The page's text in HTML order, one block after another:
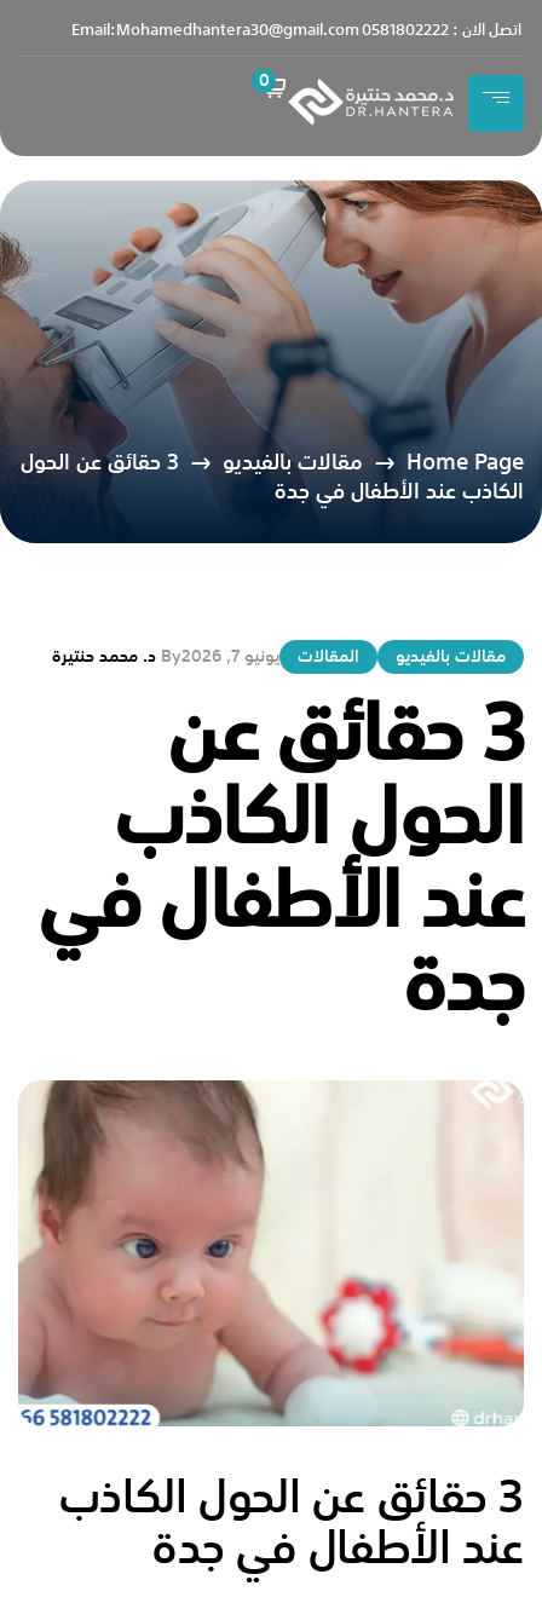
اتصل الان : 0581802222 Email:Mohamedhantera30@gmail.com
0
Home Page مقالات بالفيديو
3 حقائق عن الحول
الكاذب عند الأطفال في جدة
مقالات بالفيديو المقالات يونيو 7, 2026 By د. محمد حنتيرة
3 حقائق عن
الحول الكاذب
عند الأطفال في
جدة
3 حقائق عن الحول الكاذب
عند الأطفال في جدة